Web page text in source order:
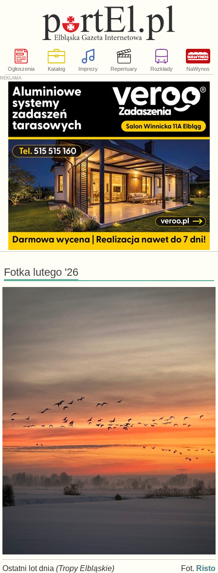
Ogłoszenia Katalog Imprezy Repertuary Rozkłady NaWynos
Fotka lutego '26
Ostatni lot dnia (Tropy Elbląskie) Fot. Risto